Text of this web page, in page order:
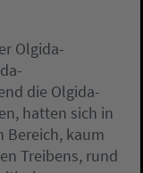
die Olgida-
hatten sich in
Bereich, kaum
Treibens, rund